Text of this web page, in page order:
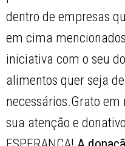
dentro de empresas
em cima
iniciativa com o seu
alimentos quer seja
necessários.Grato em
sua atenção e